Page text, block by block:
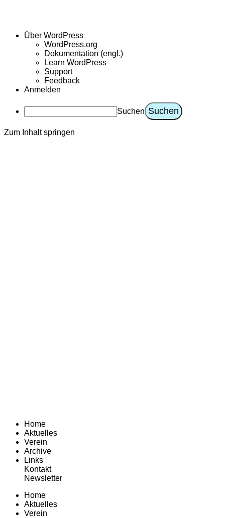
Über WordPress
WordPress.org
Dokumentation (engl.)
Learn WordPress
Support
Feedback
Anmelden
Suchen
Zum Inhalt springen
Home
Aktuelles
Verein
Archive
Links
Kontakt
Newsletter
Home
Aktuelles
Verein